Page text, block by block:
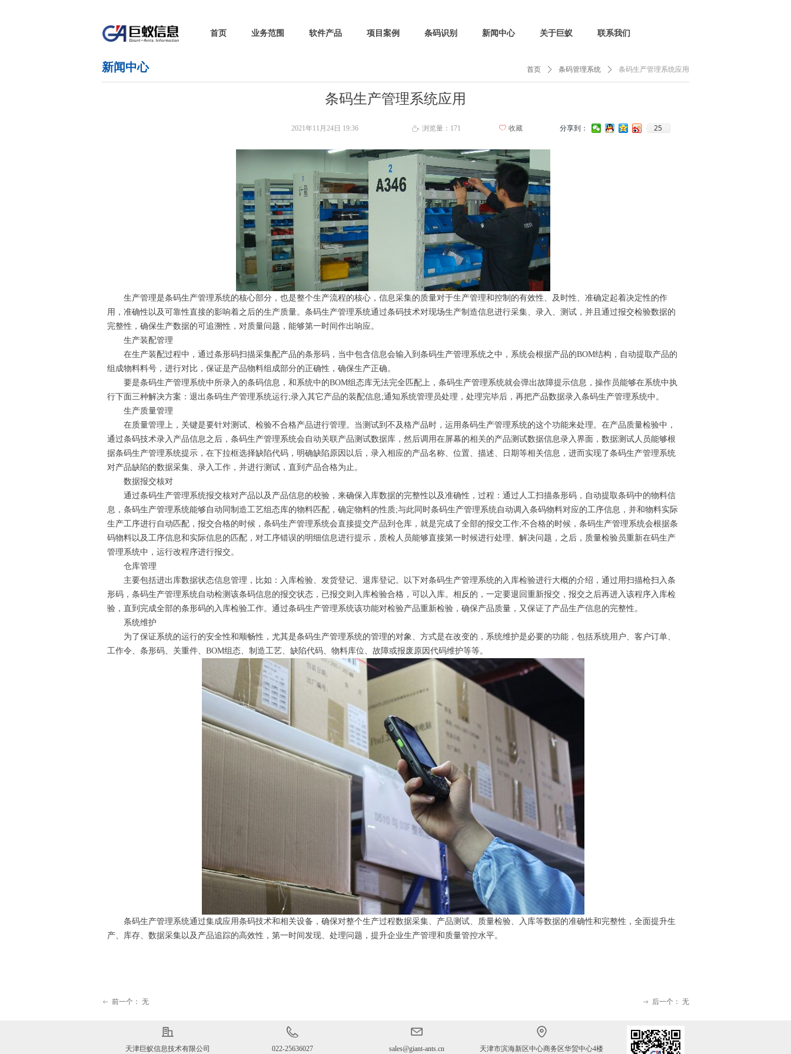
首页 业务范围 软件产品 项目案例 条码识别 新闻中心 关于巨蚁 联系我们
条码生产管理系统应用
首页 ꄲ 条码管理系统 ꄲ 条码生产管理系统应用
生产管理是条码生产管理系统的核心部分，也是整个生产流程的核心，信息采集的质量对于生产管理和控制的有效性、及时性、准确定起着决定性的作
用，准确性以及可靠性直接的影响着之后的生产质量。条码生产管理系统通过条码技术对现场生产制造信息进行采集、录入、测试，并且通过报交检验数据的
完整性，确保生产数据的可追溯性，对质量问题，能够第一时间作出响应。
生产装配管理
在生产装配过程中，通过条形码扫描采集配产品的条形码，当中包含信息会输入到条码生产管理系统之中，系统会根据产品的BOM结构，自动提取产品的
组成物料料号，进行对比，保证是产品物料组成部分的正确性，确保生产正确。
要是条码生产管理系统中所录入的条码信息，和系统中的BOM组态库无法完全匹配上，条码生产管理系统就会弹出故障提示信息，操作员能够在系统中执
行下面三种解决方案：退出条码生产管理系统运行;录入其它产品的装配信息;通知系统管理员处理，处理完毕后，再把产品数据录入条码生产管理系统中。
生产质量管理
在质量管理上，关键是要针对测试、检验不合格产品进行管理。当测试到不及格产品时，运用条码生产管理系统的这个功能来处理。在产品质量检验中，
通过条码技术录入产品信息之后，条码生产管理系统会自动关联产品测试数据库，然后调用在屏幕的相关的产品测试数据信息录入界面，数据测试人员能够根
据条码生产管理系统提示，在下拉框选择缺陷代码，明确缺陷原因以后，录入相应的产品名称、位置、描述、日期等相关信息，进而实现了条码生产管理系统
对产品缺陷的数据采集、录入工作，并进行测试，直到产品合格为止。
数据报交核对
通过条码生产管理系统报交核对产品以及产品信息的校验，来确保入库数据的完整性以及准确性，过程：通过人工扫描条形码，自动提取条码中的物料信
息，条码生产管理系统能够自动同制造工艺组态库的物料匹配，确定物料的性质;与此同时条码生产管理系统自动调入条码物料对应的工序信息，并和物料实际
生产工序进行自动匹配，报交合格的时候，条码生产管理系统会直接提交产品到仓库，就是完成了全部的报交工作;不合格的时候，条码生产管理系统会根据条
码物料以及工序信息和实际信息的匹配，对工序错误的明细信息进行提示，质检人员能够直接第一时候进行处理、解决问题，之后，质量检验员重新在码生产
管理系统中，运行改程序进行报交。
仓库管理
主要包括进出库数据状态信息管理，比如：入库检验、发货登记、退库登记。以下对条码生产管理系统的入库检验进行大概的介绍，通过用扫描枪扫入条
形码，条码生产管理系统自动检测该条码信息的报交状态，已报交则入库检验合格，可以入库。相反的，一定要退回重新报交，报交之后再进入该程序入库检
验，直到完成全部的条形码的入库检验工作。通过条码生产管理系统该功能对检验产品重新检验，确保产品质量，又保证了产品生产信息的完整性。
系统维护
为了保证系统的运行的安全性和顺畅性，尤其是条码生产管理系统的管理的对象、方式是在改变的，系统维护是必要的功能，包括系统用户、客户订单、
工作令、条形码、关重件、 BOM组态、制造工艺、缺陷代码、物料库位、故障或报废原因代码维护等等。
条码生产管理系统通过集成应用条码技术和相关设备，确保对整个生产过程数据采集、产品测试、质量检验、入库等数据的准确性和完整性，全面提升生
产、库存、数据采集以及产品追踪的高效性，第一时间发现、处理问题，提升企业生产管理和质量管控水平。
2021年11月24日 19:36 ꄘ 浏览量： 171 ꄀ 收藏
ꂃ 前一个： 无 ꁹ 后一个： 无
新闻中心
分享到： 25
天津巨蚁信息技术有限公司 022-25636027 sales@giant-ants.cn 天津市滨海新区中心商务区华贸中心4楼